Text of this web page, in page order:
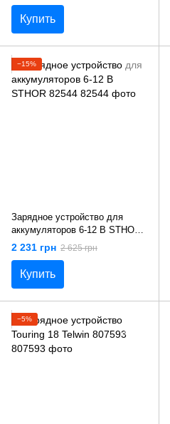
Купить
−15%
Зарядное устройство для
аккумуляторов 6-12 В STHOR
82544
2 231 грн 2 625 грн
Купить
−5%